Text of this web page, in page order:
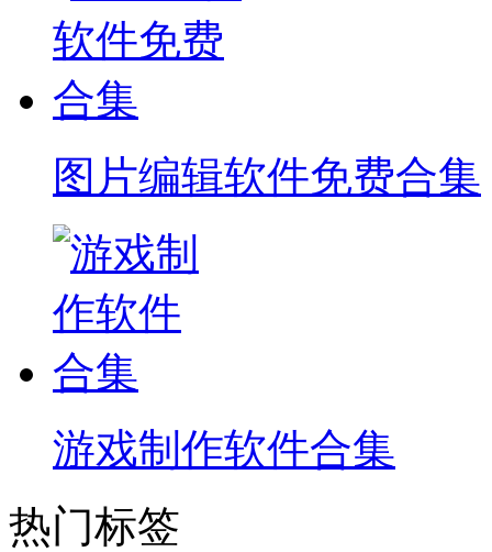
图片编辑软件免费合集
游戏制作软件合集
热门标签